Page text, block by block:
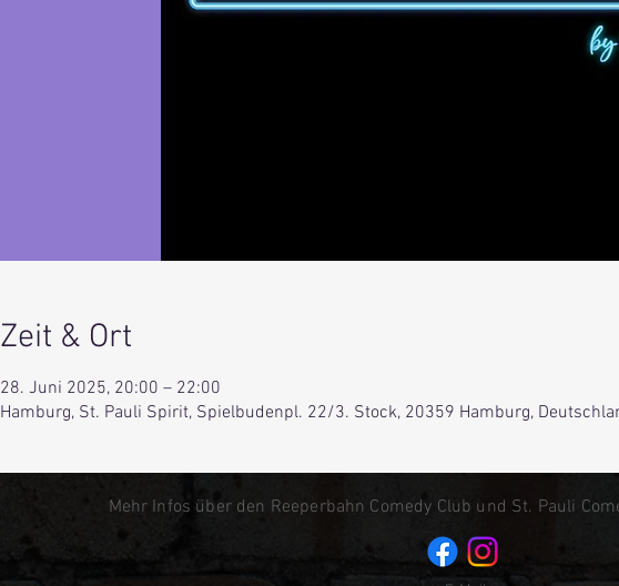
Zeit & Ort
28. Juni 2025, 20:00 – 22:00
Hamburg, St. Pauli Spirit, Spielbudenpl. 22/3. Stock, 20359 Hamburg,
Mehr Infos über den Reeperbahn Comedy Club und St. Pauli